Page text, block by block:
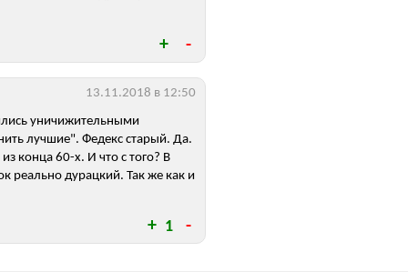
1
уничижительными
лучшие". Федекс старый. Да.
конца 60-х. И что с того? В
реально дурацкий. Так же как и
13.11.2018 в 12:50